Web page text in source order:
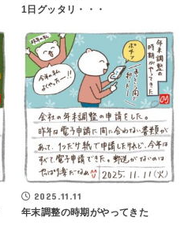
1日グッタリ・・・
2025.11.11
年末調整の時期がやってきた